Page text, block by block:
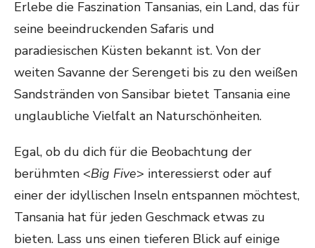
Erlebe die Faszination Tansanias, ein Land, das für
seine beeindruckenden Safaris und
paradiesischen Küsten bekannt ist. Von der
weiten Savanne der Serengeti bis zu den weißen
Sandstränden von Sansibar bietet Tansania eine
unglaubliche Vielfalt an Naturschönheiten.
Egal, ob du dich für die Beobachtung der
berühmten <Big Five> interessierst oder auf
einer der idyllischen Inseln entspannen möchtest,
Tansania hat für jeden Geschmack etwas zu
bieten. Lass uns einen tieferen Blick auf einige